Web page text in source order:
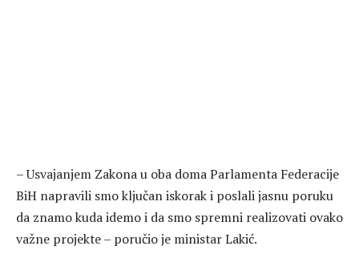
– Usvajanjem Zakona u oba doma Parlamenta Federacije
BiH napravili smo ključan iskorak i poslali jasnu poruku
da znamo kuda idemo i da smo spremni realizovati ovako
važne projekte – poručio je ministar Lakić.